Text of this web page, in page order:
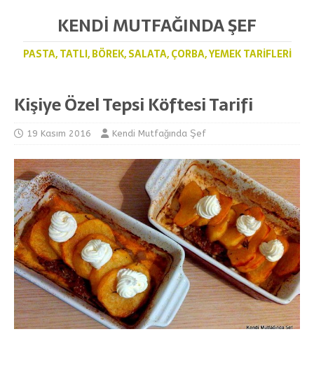
KENDI MUTFAĞINDA ŞEF
PASTA, TATLI, BÖREK, SALATA, ÇORBA, YEMEK TARIFLERI
Kişiye Özel Tepsi Köftesi Tarifi
19 Kasım 2016 Kendi Mutfağında Şef